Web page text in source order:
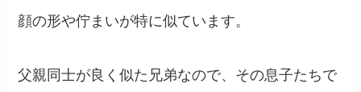
顔の形や佇まいが特に似ています。
父親同士が良く似た兄弟なので、その息子たちで